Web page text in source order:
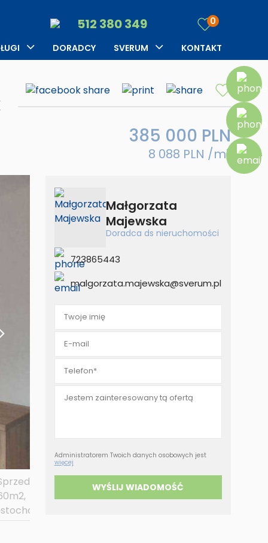
za
DORADCY SVERUM
Kariera
Opinie klientów
KONTAKT
512 380 349 0
385 000 PLN
8 088 PLN /m2
Małgorzata
Majewska
Doradca ds nieruchomości
723865443
malgorzata.majewska@sverum.pl
Administratorem Twoich danych osobowych jest
więcej
Szukasz
usługi
Opinie klientów